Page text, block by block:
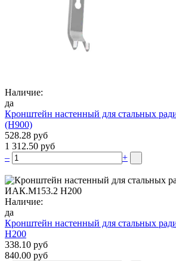
Наличие:
да
Кронштейн настенный для стальных
(H900)
528.28 руб
1 312.50 руб
–
+
Наличие:
да
Кронштейн настенный для стальных
Н200
338.10 руб
840.00 руб